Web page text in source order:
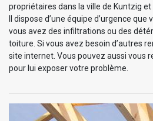
propriétaires dans la ville de Kuntzig
Il dispose d’une équipe d’urgence
vous avez des infiltrations ou des
toiture. Si vous avez besoin d’autres
site internet. Vous pouvez aussi vous
pour lui exposer votre problème.